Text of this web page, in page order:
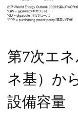
第7次エ
ネ基）か
設備容量